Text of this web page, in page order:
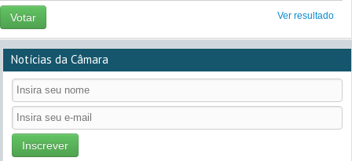
Votar Ver resultado
Notícias da Câmara
Inscrever